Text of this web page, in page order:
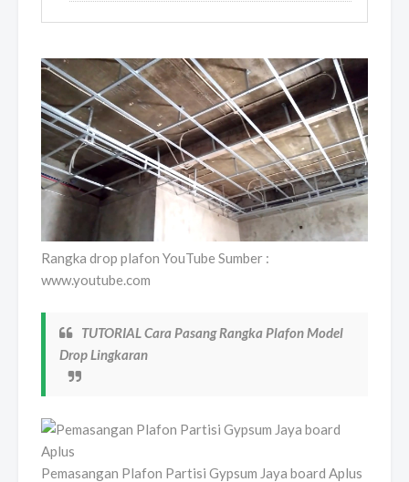
Rangka drop plafon YouTube Sumber :
www.youtube.com
TUTORIAL Cara Pasang Rangka Plafon Model
Drop Lingkaran
Pemasangan Plafon Partisi Gypsum Jaya board Aplus